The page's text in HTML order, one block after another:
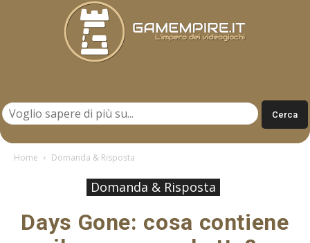
Home Domanda & Risposta
Domanda & Risposta
Days Gone: cosa contiene